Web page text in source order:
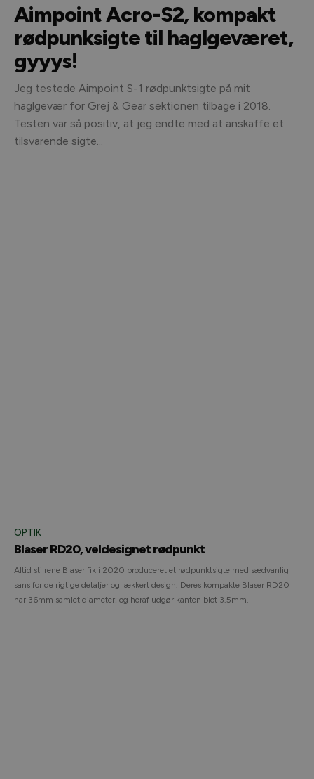
Aimpoint Acro-S2, kompakt
rødpunksigte til haglgeværet,
gyyys!
Jeg testede Aimpoint S-1 rødpunktsigte på mit
haglgevær for Grej & Gear sektionen tilbage i 2018.
Testen var så positiv, at jeg endte med at anskaffe et
tilsvarende sigte...
OPTIK
Blaser RD20, veldesignet rødpunkt
Altid stilrene Blaser fik i 2020 produceret et rødpunktsigte med sædvanlig
sans for de rigtige detaljer og lækkert design. Deres kompakte Blaser RD20
har 36mm samlet diameter, og heraf udgør kanten blot 3.5mm.